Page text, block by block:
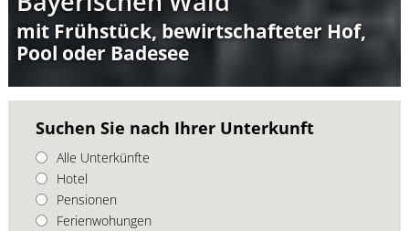
mit Frühstück, bewirtschafteter Hof,
Pool oder Badesee
Suchen Sie nach Ihrer Unterkunft
Alle Unterkünfte
Hotel
Pensionen
Ferienwohungen